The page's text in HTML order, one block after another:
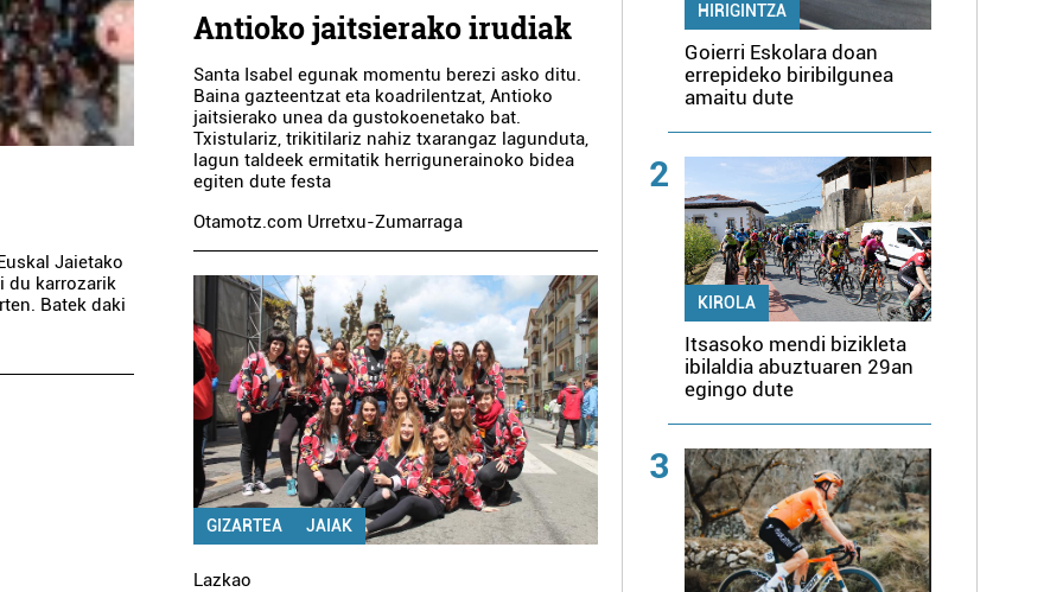
Jaietako
du karrozarik
Batek daki
Antioko jaitsierako irudiak
Santa Isabel egunak momentu berezi asko ditu.
Baina gazteentzat eta koadrilentzat, Antioko
jaitsierako unea da gustokoenetako bat.
Txistulariz, trikitilariz nahiz txarangaz lagunduta,
lagun taldeek ermitatik herrigunerainoko bidea
egiten dute festa
Otamotz.com Urretxu-Zumarraga
GIZARTEA JAIAK
Lazkao
HIRIGINTZA
Goierri Eskolara doan
errepideko biribilgunea
amaitu dute
2
KIROLA
Itsasoko mendi bizikleta
ibilaldia abuztuaren 29an
egingo dute
3